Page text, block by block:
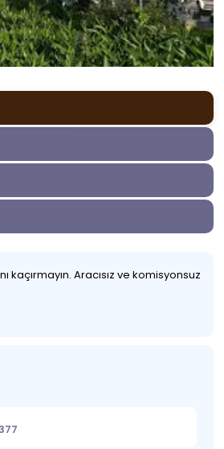
kaçırmayın. Aracısız ve komisyonsuz